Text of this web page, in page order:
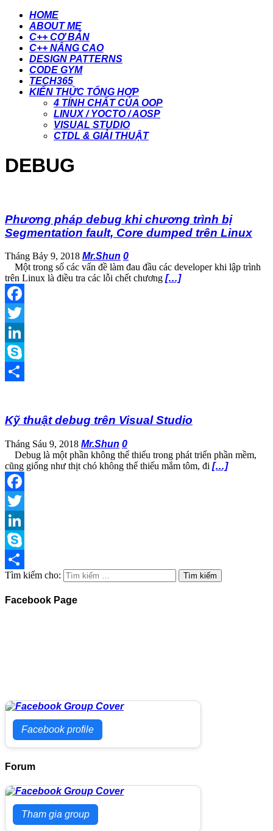
HOME
ABOUT ME
C++ CƠ BẢN
C++ NÂNG CAO
DESIGN PATTERNS
CODE GYM
TECH365
KIẾN THỨC TỔNG HỢP
4 TÍNH CHẤT CỦA OOP
LINUX / YOCTO / AOSP
VISUAL STUDIO
CTDL & GIẢI THUẬT
DEBUG
Phương pháp debug khi chương trình bị
Segmentation fault, Core dumped trên Linux
Tháng Bảy 9, 2018 Mr.Shun 0
Một trong số các vấn đề làm đau đầu các developer khi lập trình
trên Linux là điều tra các lỗi chết chương […]
Facebook
Twitter
LinkedIn
Skype
Kỹ thuật debug trên Visual Studio
Tháng Sáu 9, 2018 Mr.Shun 0
Debug là một phần không thể thiếu trong phát triển phần mềm,
cũng giống như thịt chó không thể thiếu mắm tôm, đi […]
Facebook
Twitter
LinkedIn
Skype
Share
Tìm kiếm cho:
Facebook Page
Facebook profile
Forum
Tham gia group